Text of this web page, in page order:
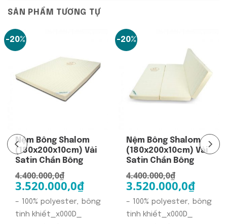
SẢN PHẨM TƯƠNG TỰ
-20%
Nệm Bông Shalom
(180x200x10cm) Vải
Satin Chần Bông
4.400.000,0₫
3.520.000,0₫
– 100% polyester, bông
tinh khiết_x000D_
-20%
Nệm Bông Shalom
(180x200x10cm) Vải
Satin Chần Bông
4.400.000,0₫
3.520.000,0₫
– 100% polyester, bông
tinh khiết_x000D_